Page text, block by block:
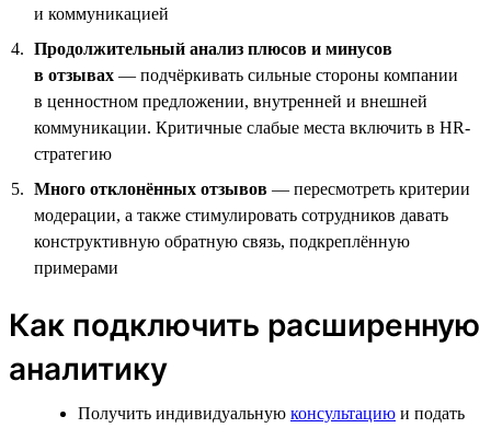
и коммуникацией
Продолжительный анализ плюсов и минусов
в отзывах — подчёркивать сильные стороны компании
в ценностном предложении, внутренней и внешней
коммуникации. Критичные слабые места включить в HR-
стратегию
Много отклонённых отзывов — пересмотреть критерии
модерации, а также стимулировать сотрудников давать
конструктивную обратную связь, подкреплённую
примерами
Как подключить расширенную
аналитику
Получить индивидуальную консультацию и подать